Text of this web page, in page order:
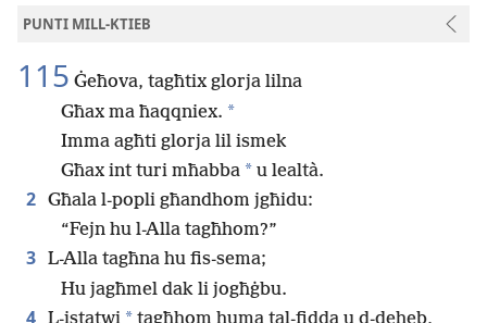
PUNTI MILL-KTIEB
115 Ġeħova, tagħtix glorja lilna
Għax ma ħaqqniex. *
Imma agħti glorja lil ismek
Għax int turi mħabba * u lealtà.
2 Għala l-popli għandhom jgħidu:
“Fejn hu l-Alla tagħhom?”
3 L-Alla tagħna hu fis-sema;
Hu jagħmel dak li jogħġbu.
4